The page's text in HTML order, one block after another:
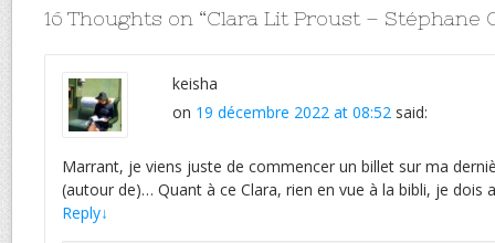
16 Thoughts on “Clara Lit Proust – Stéphane
keisha
on 19 décembre 2022 at 08:52 said:
Marrant, je viens juste de commencer un billet sur ma
(autour de)… Quant à ce Clara, rien en vue à la bibli, je dois
Reply↓